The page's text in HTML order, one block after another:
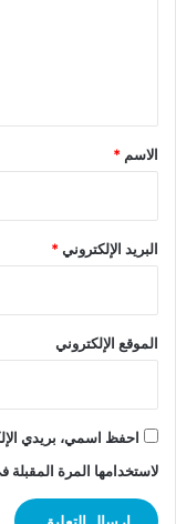
*
الاسم *
البريد الإلكتروني*
الموقع الإلكتروني
احفظ اسمي، بريدي
لاستخدامها المرة المقبلة